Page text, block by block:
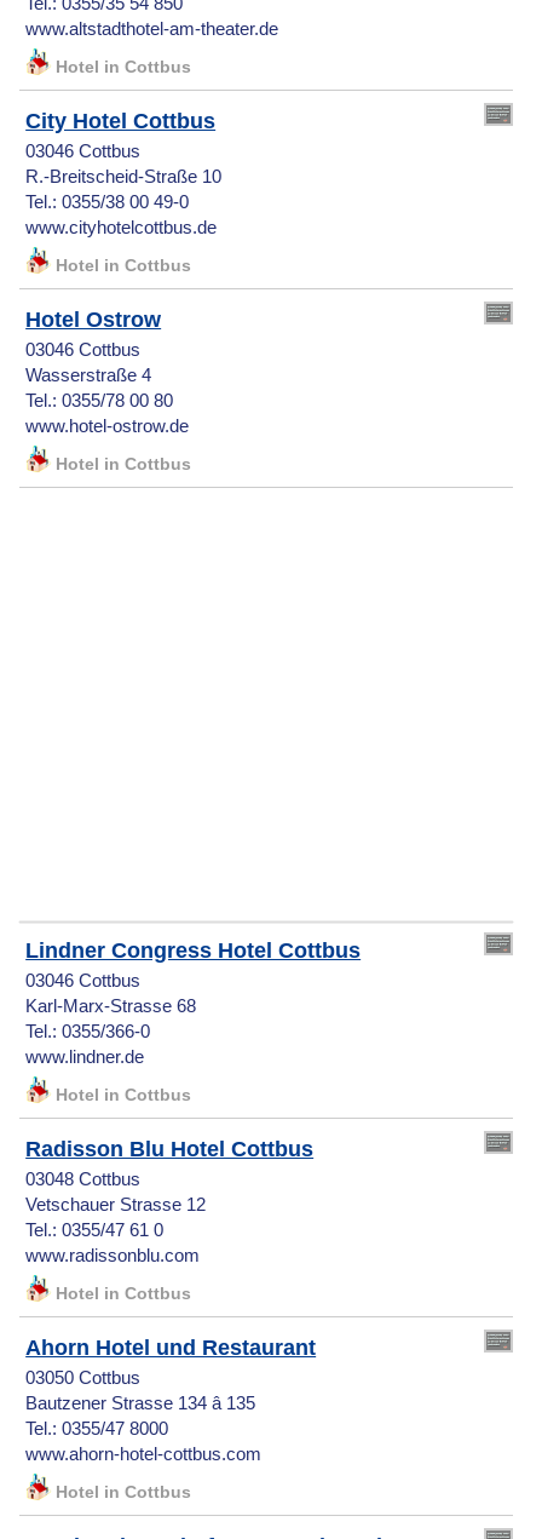
Tel.: 0355/35 54 850
www.altstadthotel-am-theater.de
Hotel in Cottbus
City Hotel Cottbus
03046 Cottbus
R.-Breitscheid-Straße 10
Tel.: 0355/38 00 49-0
www.cityhotelcottbus.de
Hotel in Cottbus
Hotel Ostrow
03046 Cottbus
Wasserstraße 4
Tel.: 0355/78 00 80
www.hotel-ostrow.de
Hotel in Cottbus
Lindner Congress Hotel Cottbus
03046 Cottbus
Karl-Marx-Strasse 68
Tel.: 0355/366-0
www.lindner.de
Hotel in Cottbus
Radisson Blu Hotel Cottbus
03048 Cottbus
Vetschauer Strasse 12
Tel.: 0355/47 61 0
www.radissonblu.com
Hotel in Cottbus
Ahorn Hotel und Restaurant
03050 Cottbus
Bautzener Strasse 134 â 135
Tel.: 0355/47 8000
www.ahorn-hotel-cottbus.com
Hotel in Cottbus